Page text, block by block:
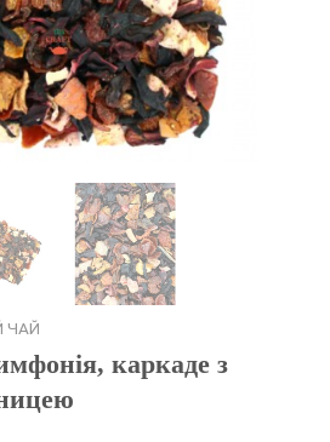
ЧАЙ
каркаде з